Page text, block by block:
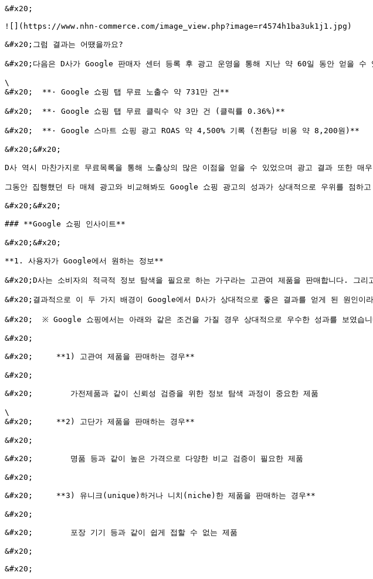
&#x20;
![](https://www.nhn-commerce.com/image_view.php?image=r4574h1ba3uk1j1.jpg)
&#x20;그럼 결과는 어땠을까요?
&#x20;다음은 D사가 Google 판매자 센터 등록 후 광고 운영을 통해 지난 약 60일 동안 얻을 수
\
&#x20;  **· Google 쇼핑 탭 무료 노출수 약 731만 건**
&#x20;  **· Google 쇼핑 탭 무료 클릭수 약 3만 건 (클릭률 0.36%)**
&#x20;  **· Google 스마트 쇼핑 광고 ROAS 약 4,500% 기록 (전환당 비용 약 8,200원)**
&#x20;&#x20;
D사 역시 마찬가지로 무료목록을 통해 노출상의 많은 이점을 얻을 수 있었으며 광고 결과 또한 매
그동안 집행했던 타 매체 광고와 비교해봐도 Google 쇼핑 광고의 성과가 상대적으로 우위를 점
&#x20;&#x20;
### **Google 쇼핑 인사이트**
&#x20;&#x20;
**1. 사용자가 Google에서 원하는 정보**
&#x20;D사는 소비자의 적극적 정보 탐색을 필요로 하는 가구라는 고관여 제품을 판매합니다. 그
&#x20;결과적으로 이 두 가지 배경이 Google에서 D사가 상대적으로 좋은 결과를 얻게 된 원인이
&#x20;  ※ Google 쇼핑에서는 아래와 같은 조건을 가질 경우 상대적으로 우수한 성과를 보였습
&#x20;
&#x20;     **1) 고관여 제품을 판매하는 경우**
&#x20;
&#x20;        가전제품과 같이 신뢰성 검증을 위한 정보 탐색 과정이 중요한 제품
\
&#x20;     **2) 고단가 제품을 판매하는 경우**
&#x20;
&#x20;        명품 등과 같이 높은 가격으로 다양한 비교 검증이 필요한 제품
&#x20;
&#x20;     **3) 유니크(unique)하거나 니치(niche)한 제품을 판매하는 경우**
&#x20;
&#x20;        포장 기기 등과 같이 쉽게 접할 수 없는 제품
&#x20;
&#x20;